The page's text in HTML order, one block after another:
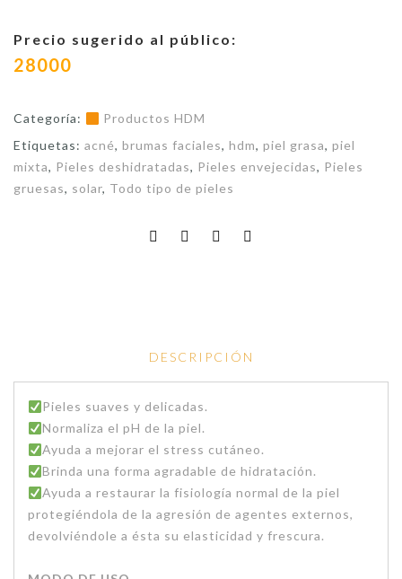
Precio sugerido al público:
28000
Categoría:
Productos HDM
Etiquetas: acné, brumas faciales, hdm, piel grasa, piel
mixta, Pieles deshidratadas, Pieles envejecidas, Pieles
gruesas, solar, Todo tipo de pieles
DESCRIPCIÓN
Pieles suaves y delicadas.
Normaliza el pH de la piel.
Ayuda a mejorar el stress cutáneo.
Brinda una forma agradable de hidratación.
Ayuda a restaurar la fisiología normal de la piel
protegiéndola de la agresión de agentes externos,
devolviéndole a ésta su elasticidad y frescura.